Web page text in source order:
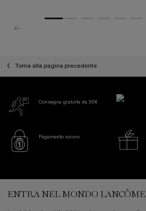
Torna alla pagina precedente
Consegna gratuita da 50€
Pagamento sicuro
ENTRA NEL MONDO LANCÔME